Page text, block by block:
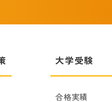
大学受験
合格実績